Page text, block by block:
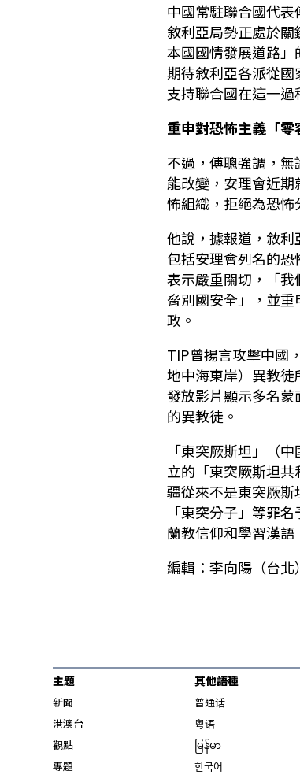
中國常駐聯合國代
敘利亞局勢正處於
本國國情發展道路
期待敘利亞各派從
支持聯合國在這一過
重申對恐怖主義「零
不過，傅聰強調，
能改變，安理會近
怖組織，拒絕為恐怖
他說，據報道，敘
包括安理會列名的
表示嚴重關切，「
脅別國安全」，並
政。
TIP曾揚言攻擊中國
地中海東岸）異教
發放影片顯示多名
的異教徒。
「東突厥斯坦」（
立的「東突厥斯坦
疆從來不是東突厥斯
「東突分子」等罪
蘭教信仰和學習漢語
編輯：李向陽（台北
主題
新聞
港澳台
觀點
專題
其他語種
普通话
粤语
မြန်မာ
한국어